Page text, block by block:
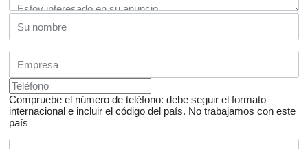
Compruebe el número de teléfono: debe seguir el formato
internacional e incluir el código del país. No trabajamos con este
país